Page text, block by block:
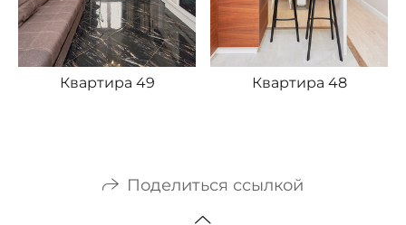
Квартира 49 Квартира 48
Поделиться ссылкой